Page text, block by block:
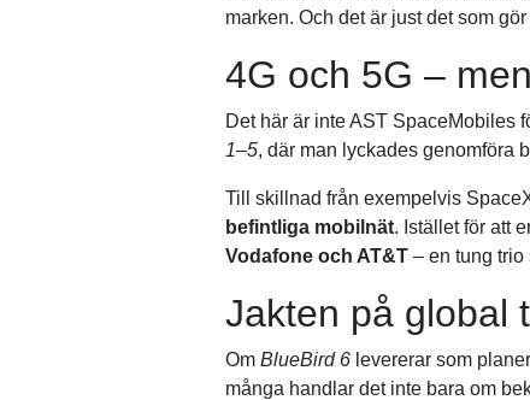
marken. Och det är just det som
4G och 5G –
Det här är inte AST SpaceMobiles
1–5, där man lyckades genomföra
Till skillnad från exempelvis
befintliga mobilnät. Istället för att
Vodafone och AT&T – en tung trio
Jakten på global
Om BlueBird 6 levererar som
många handlar det inte bara om